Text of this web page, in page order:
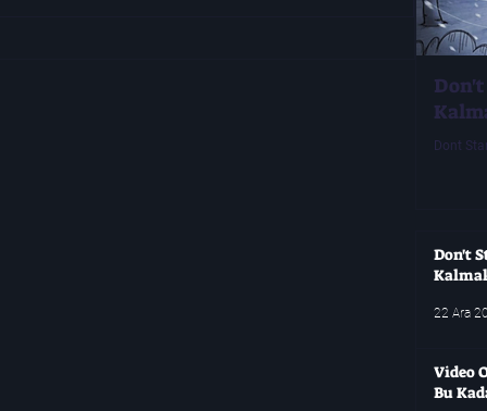
Dont
Don't
22 Ara
Video
Bu